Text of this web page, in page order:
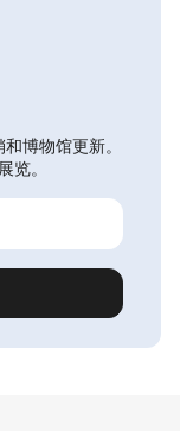
博物馆更新。
览。